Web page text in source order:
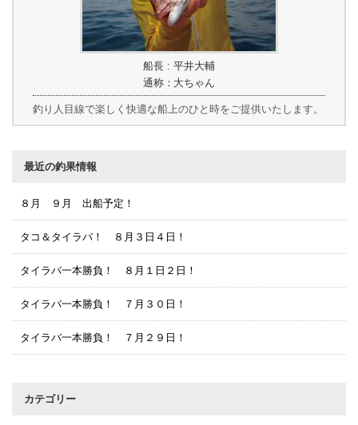
船長 : 平井大輔
通称：大ちゃん
釣り人目線で楽しく快適な船上のひと時をご提供いたします。
最近の釣果情報
８月 ９月 出船予定！
タコ＆タイラバ！ ８月３日４日！
タイラバ一本勝負！ ８月１日２日！
タイラバ一本勝負！ ７月３０日！
タイラバ一本勝負！ ７月２９日！
カテゴリー